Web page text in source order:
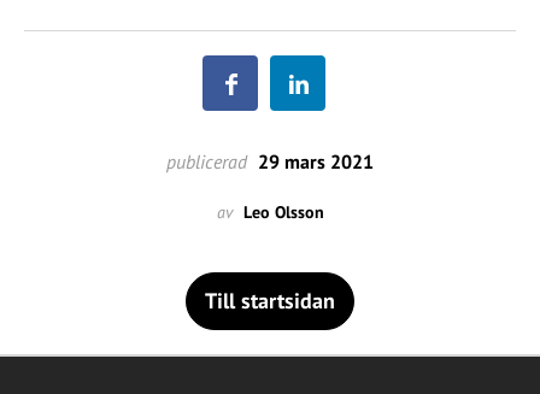
publicerad 29 mars 2021
av Leo Olsson
Till startsidan